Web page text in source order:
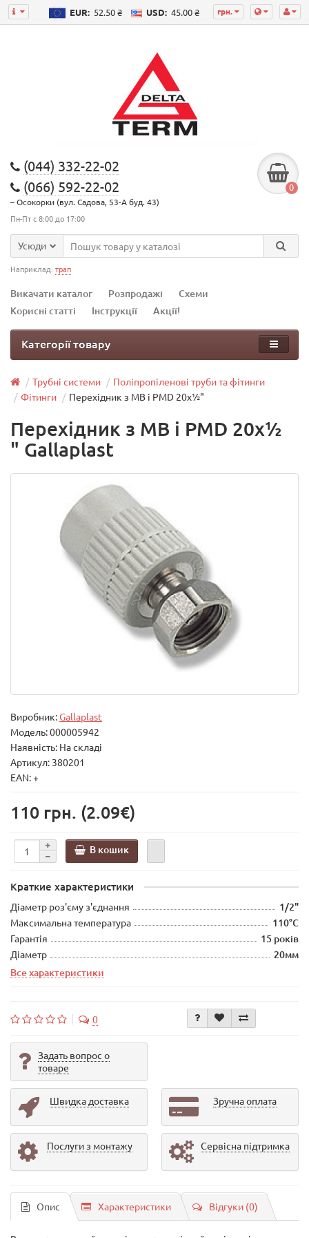
грн.
EUR: 52.50 ₴ USD: 45.00 ₴
(044) 332-22-02
(066) 592-22-02
– Осокорки (вул. Садова, 53-А буд. 43)
Пн-Пт с 8:00 до 17:00
0
Усюди
Наприклад: трап
Викачати каталог Розпродажі
Схеми
Корисні статті
Інструкції Акції!
Категорії товару
Трубні системи
Поліпропіленові труби та фітинги
Фітинги
Перехідник з МВ і PMD 20x½"
Перехідник з МВ і PMD 20x½
" Gallaplast
Виробник:Gallaplast
Модель:000005942
Наявність: На складі
Артикул: 380201
EAN: +
110 грн. (2.09€)
В кошик
Краткие характеристики
Діаметр роз'єму з'єднання 1/2"
Максимальна температура 110°C
Гарантія 15 років
Діаметр
20мм
Все характеристики
0
Задать вопрос о
товаре
Швидка доставка Зручна оплата
Послуги з монтажу Сервісна підтримка
Опис Характеристики Відгуки (0)